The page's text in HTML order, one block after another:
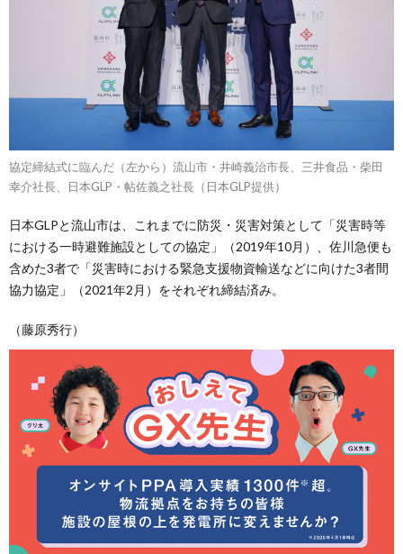
協定締結式に臨んだ（左から）流山市・井崎義治市長、三井食品・柴田
幸介社長、日本GLP・帖佐義之社長（日本GLP提供）
日本GLPと流山市は、これまでに防災・災害対策として「災害時等
における一時避難施設としての協定」（2019年10月）、佐川急便も
含めた3者で「災害時における緊急支援物資輸送などに向けた3者間
協力協定」（2021年2月）をそれぞれ締結済み。
（藤原秀行）